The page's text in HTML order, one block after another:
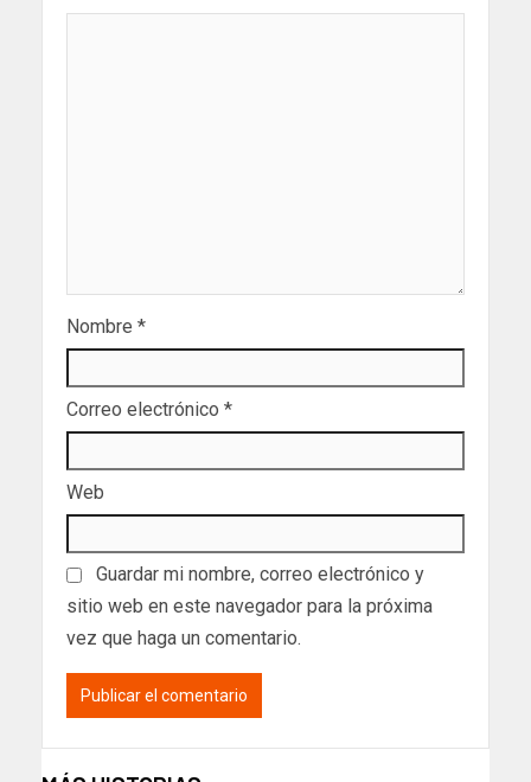
Nombre *
Correo electrónico *
Web
Guardar mi nombre, correo electrónico y
sitio web en este navegador para la próxima
vez que haga un comentario.